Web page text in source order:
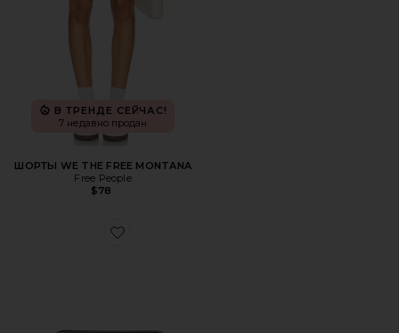
В ТРЕНДЕ СЕЙЧАС!
7 недавно продан
ШОРТЫ WE THE FREE MONTANA
Free People
$78
Favorite ЧЕМОДАН STADIUM BAG